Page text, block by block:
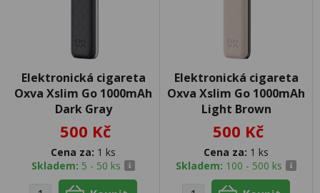
Elektronická cigareta
Oxva Xslim Go 1000mAh
Dark Gray
500 Kč
Cena za: 1 ks
Skladem: 5 - 50 ks
Elektronická cigareta
Oxva Xslim Go 1000mAh
Light Brown
500 Kč
Cena za: 1 ks
Skladem: 100 - 500 ks